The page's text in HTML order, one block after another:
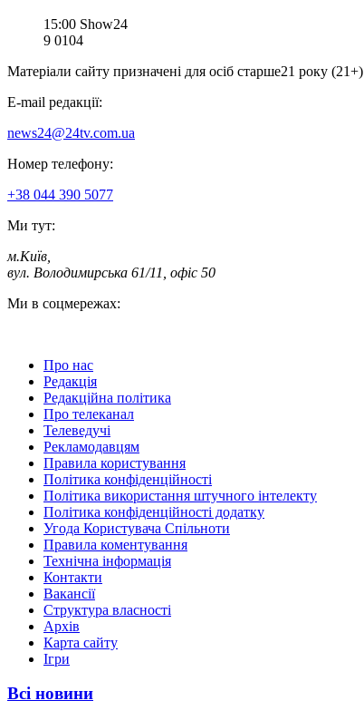
15:00 Show24
9 0104
Матеріали сайту призначені для осіб старше21 року (21+)
E-mail редакції:
news24@24tv.com.ua
Номер телефону:
+38 044 390 5077
Ми тут:
м.Київ
вул. Володимирська 61/11, офіс 50
Ми в соцмережах:
Про нас
Редакція
Редакційна політика
Про телеканал
Телеведучі
Рекламодавцям
Правила користування
Політика конфіденційності
Політика використання штучного інтелекту
Політика конфіденційності додатку
Угода Користувача Спільноти
Правила коментування
Технічна інформація
Контакти
Вакансії
Структура власності
Архів
Карта сайту
Ігри
Всі новини